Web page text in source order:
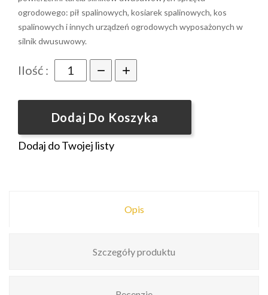
ogrodowego: pił spalinowych, kosiarek spalinowych, kos
spalinowych i innych urządzeń ogrodowych wyposażonych w
silnik dwusuwowy.
Ilość :
Dodaj Do Koszyka
Dodaj do Twojej listy
Opis
Szczegóły produktu